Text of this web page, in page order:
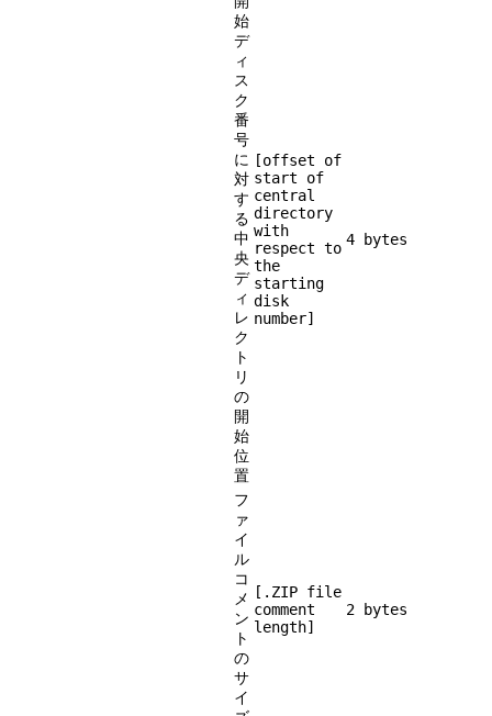
始
デ
ィ
ス
ク
番
号
に
対
す
る
中
央
デ
ィ
レ
ク
ト
リ
の
開
始
位
置
[offset of
start of
central
directory
with
respect to
the
starting
disk
number]
4 bytes
フ
ァ
イ
ル
コ
メ
ン
ト
の
サ
イ
[.ZIP file
comment
length]
2 bytes